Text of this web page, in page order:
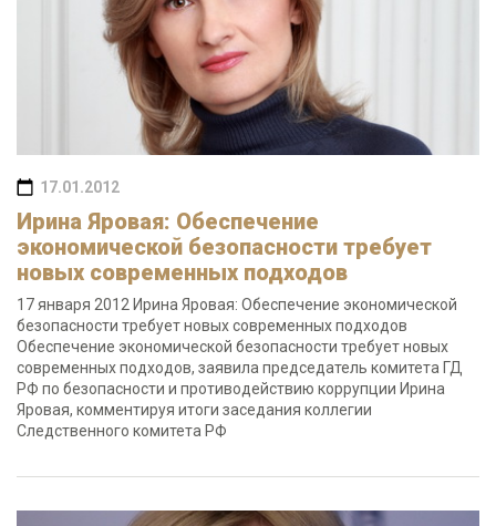
17.01.2012
Ирина Яровая: Обеспечение
экономической безопасности требует
новых современных подходов
17 января 2012 Ирина Яровая: Обеспечение экономической
безопасности требует новых современных подходов
Обеспечение экономической безопасности требует новых
современных подходов, заявила председатель комитета ГД
РФ по безопасности и противодействию коррупции Ирина
Яровая, комментируя итоги заседания коллегии
Следственного комитета РФ